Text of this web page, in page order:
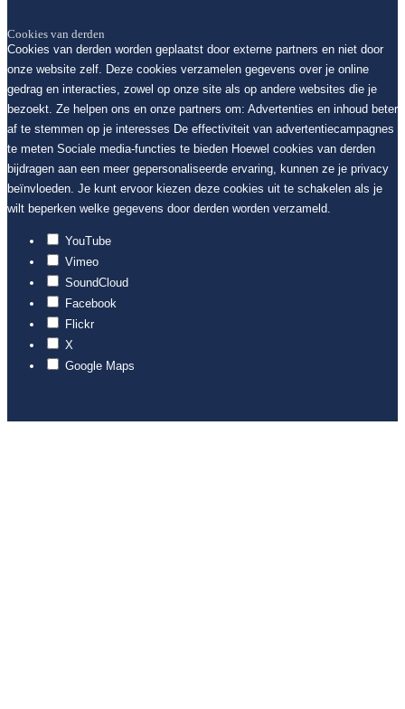
Cookies van derden
Cookies van derden worden geplaatst door externe partners en niet door
onze website zelf. Deze cookies verzamelen gegevens over je online
gedrag en interacties, zowel op onze site als op andere websites die je
bezoekt. Ze helpen ons en onze partners om: Advertenties en inhoud beter
af te stemmen op je interesses De effectiviteit van advertentiecampagnes
te meten Sociale media-functies te bieden Hoewel cookies van derden
bijdragen aan een meer gepersonaliseerde ervaring, kunnen ze je privacy
beïnvloeden. Je kunt ervoor kiezen deze cookies uit te schakelen als je
wilt beperken welke gegevens door derden worden verzameld.
YouTube
Vimeo
SoundCloud
Facebook
Flickr
X
Google Maps